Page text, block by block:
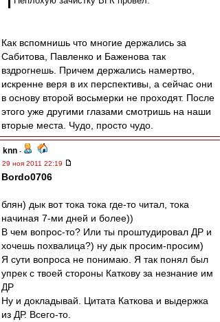
Как вспомнишь что многие держались за
Сабитова, Павленко и Баженова так
вздрогнешь. Причем держались намертво,
искренне веря в их перспективы, а сейчас они
в основу второй восьмерки не проходят. После
этого уже другими глазами смотришь на наши
вторые места. Чудо, просто чудо.
knn -
29 ноя 2011 22:19
Bordo0706
блян) дык вот тока тока где-то читал, тока
начиная 7-ми дней и более))
В чем вопрос-то? Или ты проштудировал ДР и
хочешь похвалица?) ну дык просим-просим)
Я сути вопроса не понимаю. Я так понял был
упрек с твоей стороны Каткову за незнание им
ДР
Ну и докладывай. Цитата Каткова и выдержка
из ДР. Всего-то.